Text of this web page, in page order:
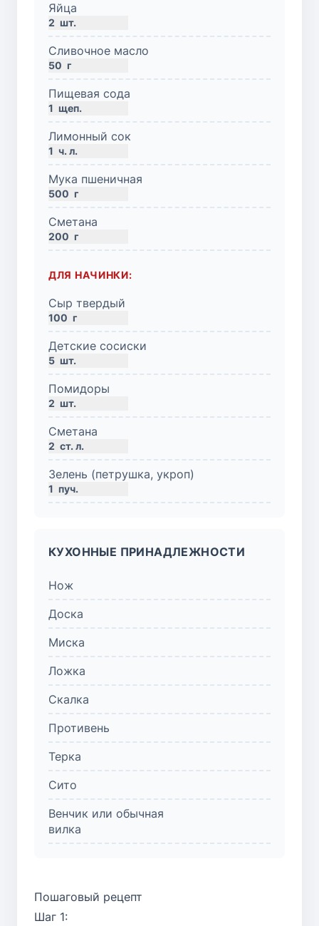
Яйца
2 шт.
Сливочное масло
50 г
Пищевая сода
1 щеп.
Лимонный сок
1 ч. л.
Мука пшеничная
500 г
Сметана
200 г
ДЛЯ НАЧИНКИ:
Сыр твердый
100 г
Детские сосиски
5 шт.
Помидоры
2 шт.
Сметана
2 ст. л.
Зелень (петрушка, укроп)
1 пуч.
КУХОННЫЕ ПРИНАДЛЕЖНОСТИ
Нож
Доска
Миска
Ложка
Скалка
Противень
Терка
Сито
Венчик или обычная
вилка
Пошаговый рецепт
Шаг 1: